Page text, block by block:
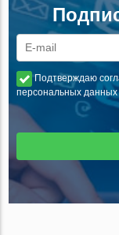
Подтверждаю
персональных данных